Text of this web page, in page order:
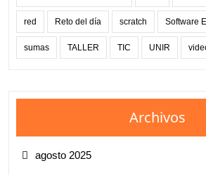
red Reto del día scratch Software
sumas TALLER TIC UNIR
Archivos
agosto 2025